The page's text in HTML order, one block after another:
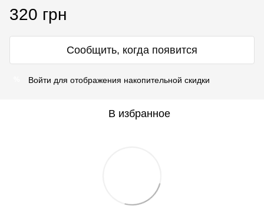
320 грн
Сообщить, когда появится
Войти для отображения накопительной скидки
В избранное